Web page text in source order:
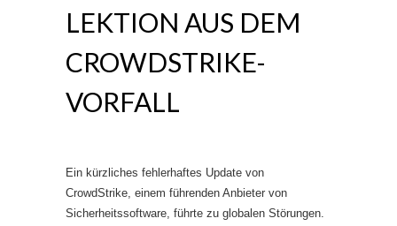
LEKTION AUS DEM
CROWDSTRIKE-
VORFALL
Ein kürzliches fehlerhaftes Update von
CrowdStrike, einem führenden Anbieter von
Sicherheitssoftware, führte zu globalen Störungen.